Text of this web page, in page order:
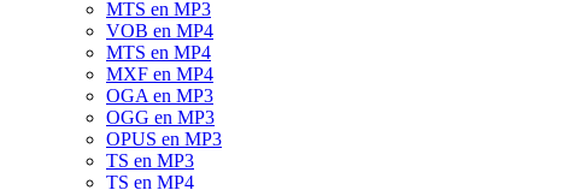
MTS en MP3
VOB en MP4
MTS en MP4
MXF en MP4
OGA en MP3
OGG en MP3
OPUS en MP3
TS en MP3
TS en MP4